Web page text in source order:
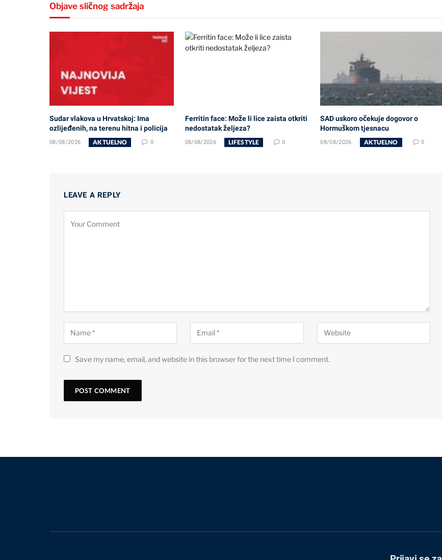
Objave sličnog sadržaja
Sudar vlakova u Hrvatskoj: Ima
ozlijeđenih, na terenu hitna i policija
08/08/2026 AKTUELNO 0
Ferritin face: Može li lice zaista otkriti
nedostatak željeza?
08/08/2026 LIFESTYLE 0
SAD uskoro očekuje dogovor o
Hormuškom tjesnacu
08/08/2026 AKTUELNO 0
LEAVE A REPLY
Save my name, email, and website in this browser for the next time I comment.